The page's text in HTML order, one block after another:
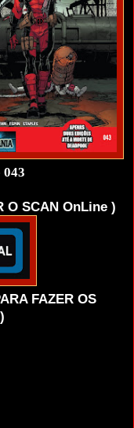
043
O SCAN OnLine )
FAZER OS